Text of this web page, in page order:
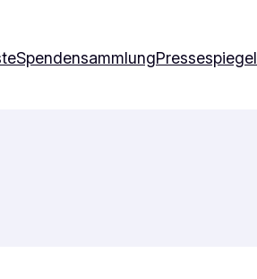
SpendensammlungPressespiegel